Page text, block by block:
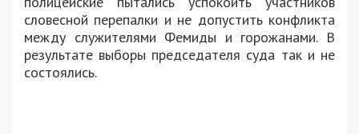
словесной перепалки и не допустить конфликта
между служителями Фемиды и горожанами. В
результате выборы председателя суда так и не
состоялись.